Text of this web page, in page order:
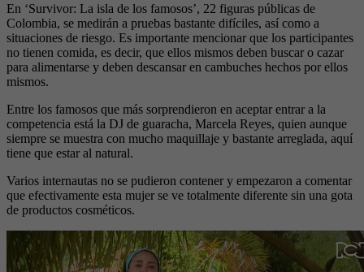
En ‘Survivor: La isla de los famosos’, 22 figuras públicas de
Colombia, se medirán a pruebas bastante difíciles, así como a
situaciones de riesgo. Es importante mencionar que los participantes
no tienen comida, es decir, que ellos mismos deben buscar o cazar
para alimentarse y deben descansar en cambuches hechos por ellos
mismos.
Entre los famosos que más sorprendieron en aceptar entrar a la
competencia está la DJ de guaracha, Marcela Reyes, quien aunque
siempre se muestra con mucho maquillaje y bastante arreglada, aquí
tiene que estar al natural.
Varios internautas no se pudieron contener y empezaron a comentar
que efectivamente esta mujer se ve totalmente diferente sin una gota
de productos cosméticos.